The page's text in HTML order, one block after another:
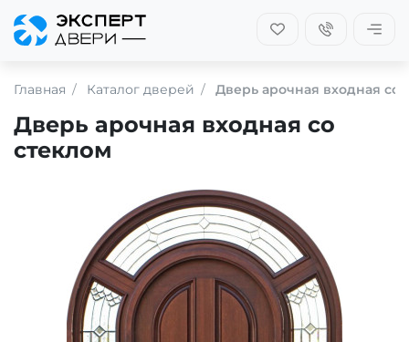
Главная Каталог дверей Дверь арочная входная со
Дверь арочная входная со
стеклом